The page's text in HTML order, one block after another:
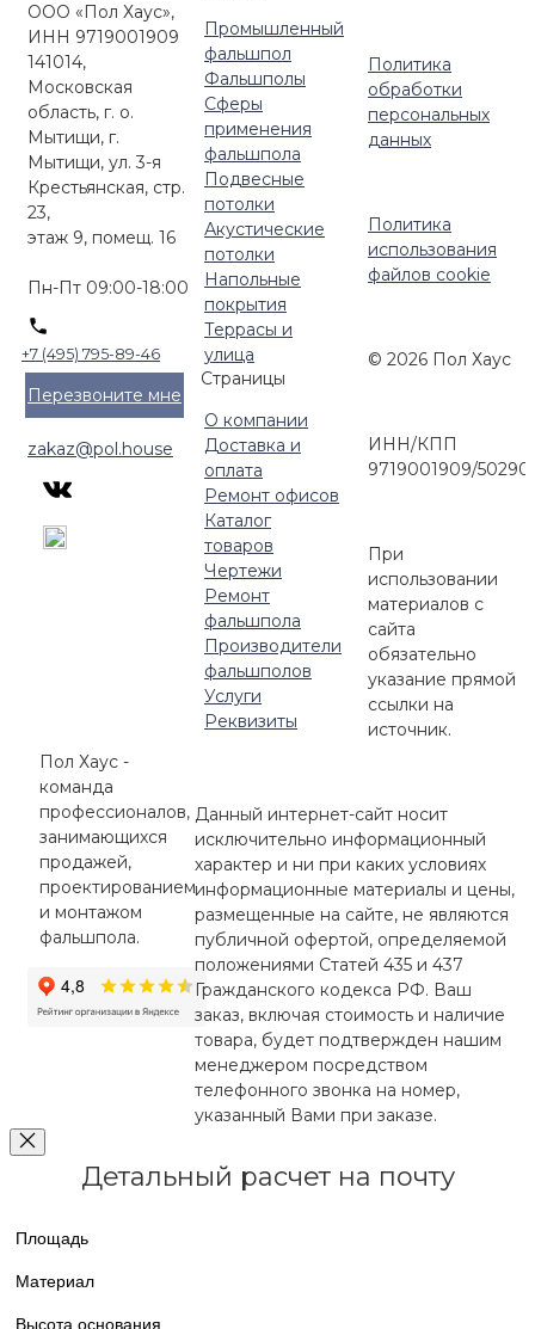
ООО «Пол Хаус»,
ИНН 9719001909
141014,
Московская
область, г. о.
Мытищи, г.
Мытищи, ул. 3-я
Крестьянская, стр.
23,
этаж 9, помещ. 16
Пн-Пт 09:00-18:00
+7 (495) 795-89-46
Перезвоните мне
zakaz@pol.house
Промышленный
фальшпол
Фальшполы
Сферы
применения
фальшпола
Подвесные
потолки
Акустические
потолки
Напольные
покрытия
Террасы и
улица
Страницы
О компании
Доставка и
оплата
Ремонт офисов
Каталог
товаров
Чертежи
Ремонт
фальшпола
Производители
фальшполов
Услуги
Реквизиты
Пол Хаус -
команда
профессионалов,
занимающихся
продажей,
проектированием
и монтажом
фальшпола.
Политика
обработки
персональных
данных
Политика
использования
файлов cookie
© 2026 Пол Хаус
ИНН/КПП
9719001909/
При
использовании
материалов с
сайта
обязательно
указание прямой
ссылки на
источник.
Данный интернет-сайт носит
исключительно информационный
характер и ни при каких условиях
информационные материалы и цены,
размещенные на сайте, не являются
публичной офертой, определяемой
положениями Статей 435 и 437
Гражданского кодекса РФ. Ваш
заказ, включая стоимость и наличие
товара, будет подтвержден нашим
менеджером посредством
телефонного звонка на номер,
указанный Вами при заказе.
Детальный расчет на почту
Площадь
Материал
Высота основания